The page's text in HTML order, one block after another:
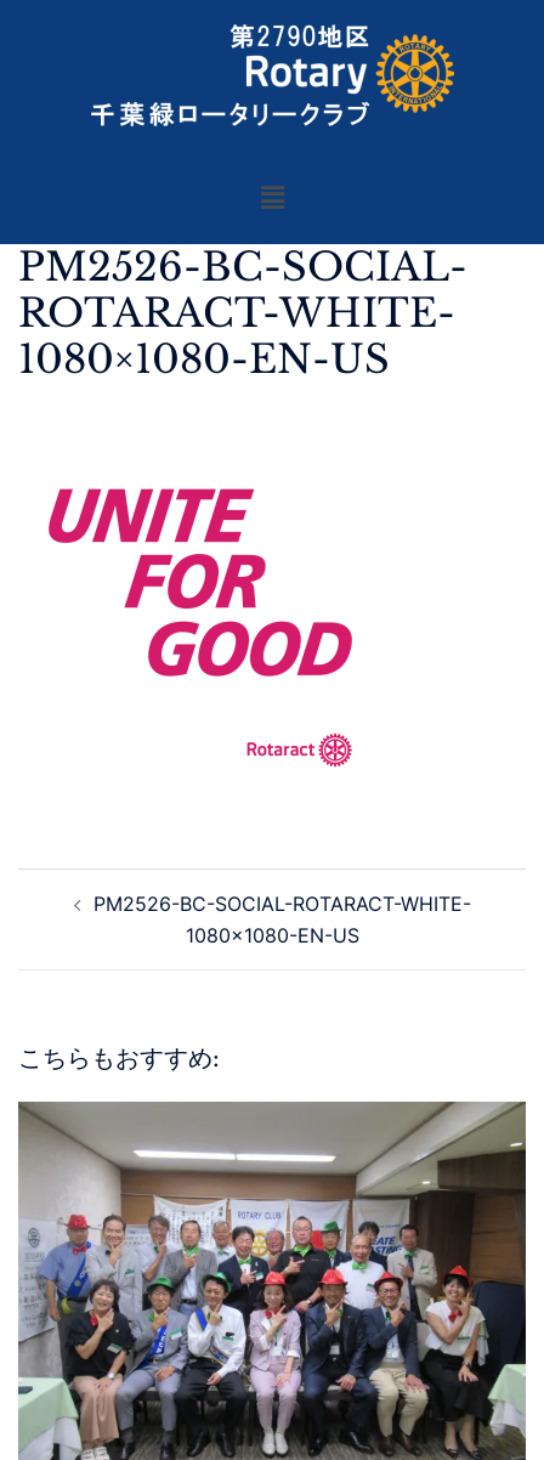
PM2526-BC-SOCIAL-
ROTARACT-WHITE-
1080×1080-EN-US
PM2526-BC-SOCIAL-ROTARACT-WHITE-
1080×1080-EN-US
こちらもおすすめ: